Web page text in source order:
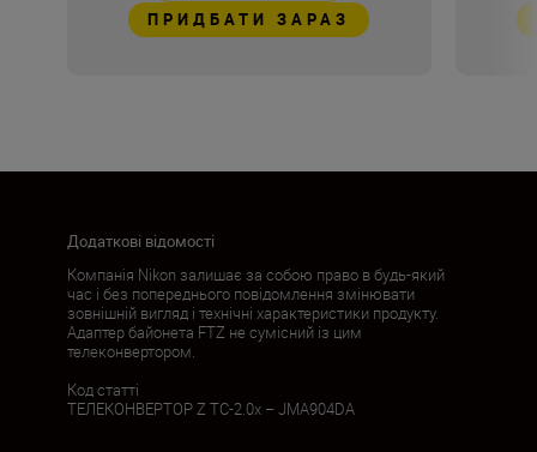
ПРИДБАТИ ЗАРАЗ
Додаткові відомості
Компанія Nikon залишає за собою право в будь-який
час і без попереднього повідомлення змінювати
зовнішній вигляд і технічні характеристики продукту.
Адаптер байонета FTZ не сумісний із цим
телеконвертором.
Код статті
ТЕЛЕКОНВЕРТОР Z TC-2.0x – JMA904DA